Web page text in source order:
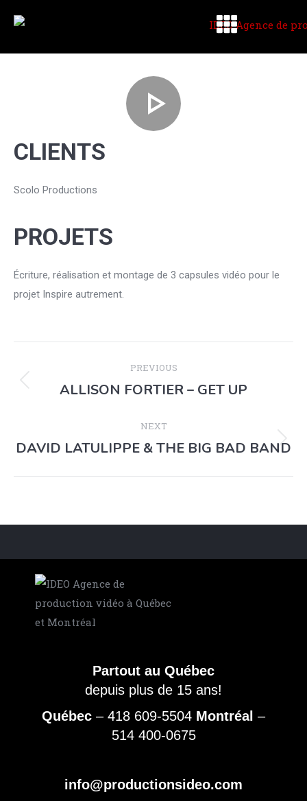
CLIENTS
Scolo Productions
PROJETS
Écriture, réalisation et montage de 3 capsules vidéo pour le
projet Inspire autrement.
PREVIOUS
ALLISON FORTIER – GET UP
NEXT
DAVID LATULIPPE & THE BIG BAD BAND
Partout au Québec
depuis plus de 15 ans!
Québec – 418 609-5504 Montréal –
514 400-0675
info@productionsideo.com